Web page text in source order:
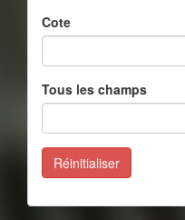
Cote
Tous les champs
Réinitialiser